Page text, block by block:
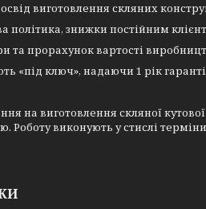
виготовлення скляних
політика, знижки постійним
та прорахунок вартості
«під ключ», надаючи 1 рік
на виготовлення скляної
Роботу виконують у стислі